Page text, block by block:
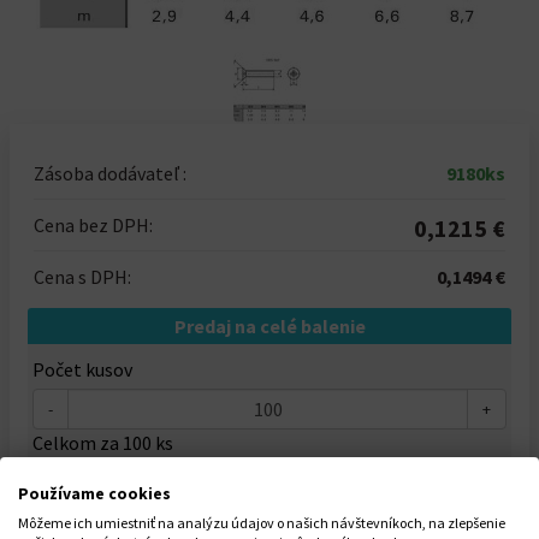
Zásoba dodávateľ : 9180ks
Cena bez DPH: 0,1215 €
Cena s DPH: 0,1494 €
Predaj na celé balenie
Počet kusov
- +
Celkom za 100 ks
Používame cookies
Môžeme ich umiestniť na analýzu údajov o našich návštevníkoch, na zlepšenie